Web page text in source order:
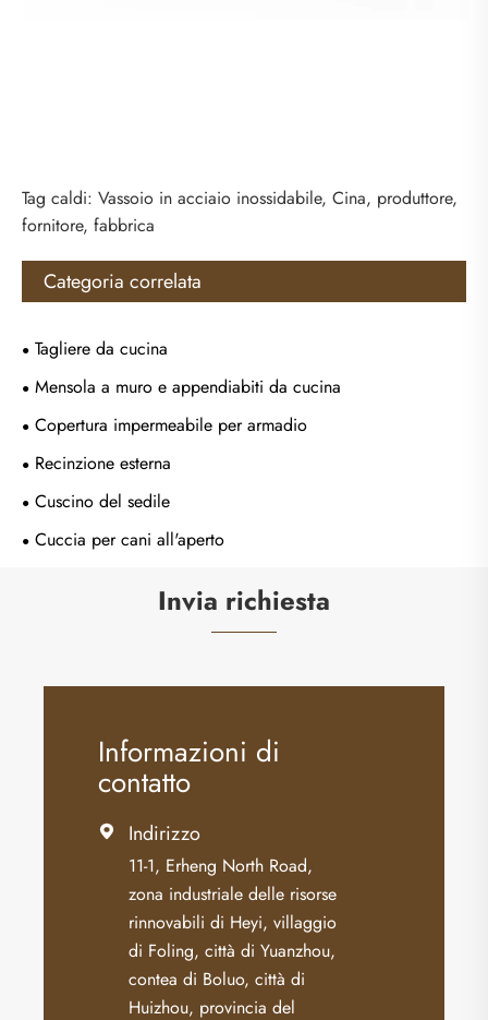
Tag caldi: Vassoio in acciaio inossidabile, Cina, produttore,
fornitore, fabbrica
Categoria correlata
Tagliere da cucina
Mensola a muro e appendiabiti da cucina
Copertura impermeabile per armadio
Recinzione esterna
Cuscino del sedile
Cuccia per cani all'aperto
Invia richiesta
Informazioni di
contatto
 Indirizzo
11-1, Erheng North Road,
zona industriale delle risorse
rinnovabili di Heyi, villaggio
di Foling, città di Yuanzhou,
contea di Boluo, città di
Huizhou, provincia del